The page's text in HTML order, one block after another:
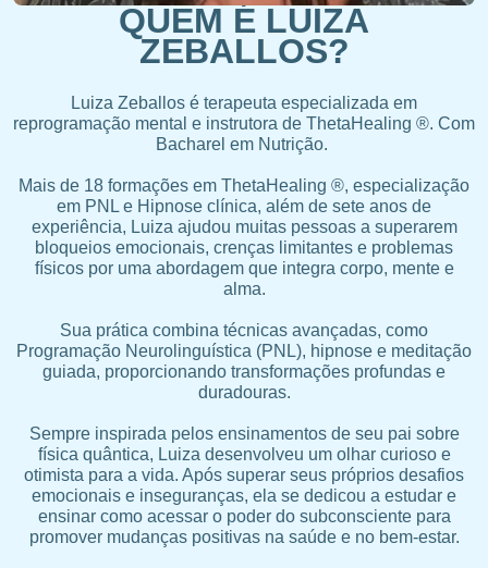
QUEM É LUIZA
ZEBALLOS?
Luiza Zeballos é terapeuta especializada em
reprogramação mental e instrutora de ThetaHealing ®. Com
Bacharel em Nutrição.
Mais de 18 formações em ThetaHealing ®, especialização
em PNL e Hipnose clínica, além de sete anos de
experiência, Luiza ajudou muitas pessoas a superarem
bloqueios emocionais, crenças limitantes e problemas
físicos por uma abordagem que integra corpo, mente e
alma.
Sua prática combina técnicas avançadas, como
Programação Neurolinguística (PNL), hipnose e meditação
guiada, proporcionando transformações profundas e
duradouras.
Sempre inspirada pelos ensinamentos de seu pai sobre
física quântica, Luiza desenvolveu um olhar curioso e
otimista para a vida. Após superar seus próprios desafios
emocionais e inseguranças, ela se dedicou a estudar e
ensinar como acessar o poder do subconsciente para
promover mudanças positivas na saúde e no bem-estar.